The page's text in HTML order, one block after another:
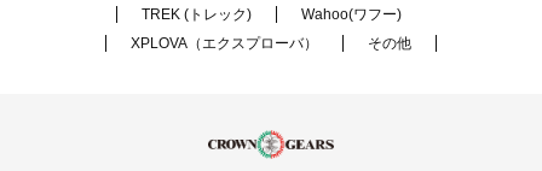
TREK (トレック)
Wahoo(ワフー)
XPLOVA（エクスプローバ）
その他